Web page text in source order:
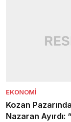
EKONOMI
Kozan
Nazaran Ayırdı: